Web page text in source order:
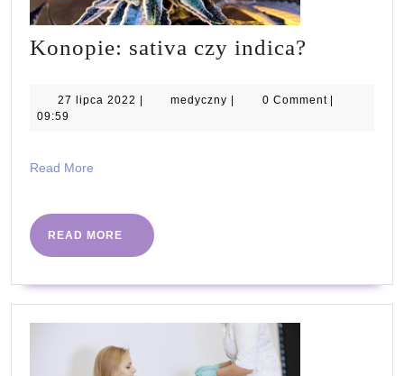
Konopie: sativa czy indica?
czy
27 lipca 2022 27
| medyczny medyczny
| 0 Comment |
09:59
Read More
READ MORE
READ
MORE